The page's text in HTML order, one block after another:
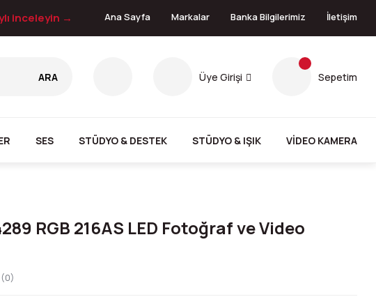
inceleyin → Ana Sayfa Markalar Banka Bilgilerimiz İletişim
ARA Üye Girişi Sepetim
SES STÜDYO & DESTEK STÜDYO & IŞIK VİDEO KAMERA
RGB 216AS LED Fotoğraf ve Video